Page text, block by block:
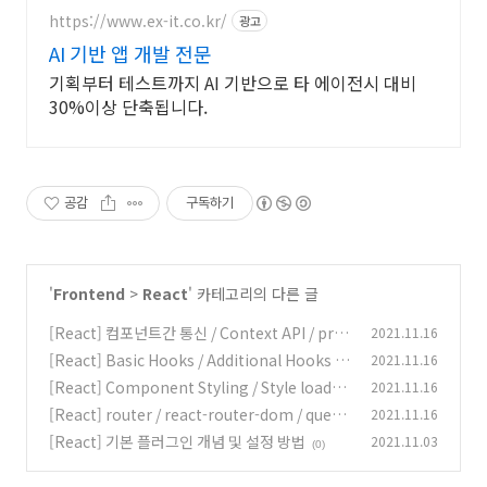
https://www.ex-it.co.kr/ 광고
AI 기반 앱 개발 전문
기획부터 테스트까지 AI 기반으로 타 에이전시 대비
30%이상 단축됩니다.
공감 구독하기
'Frontend > React' 카테고리의 다른 글
[React] 컴포넌트간 통신 / Context API / prov
ider / consumer / useContext
(0)
2021.11.16
[React] Basic Hooks / Additional Hooks /
React Router Hooks
(0)
2021.11.16
[React] Component Styling / Style loader
/ React Shadow / Ant Design
(0)
2021.11.16
[React] router / react-router-dom / query-
string / redirect (0)
2021.11.16
[React] 기본 플러그인 개념 및 설정 방법 (0) 2021.11.03